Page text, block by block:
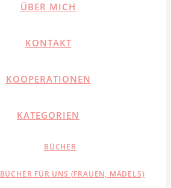
ÜBER MICH
KONTAKT
KOOPERATIONEN
KATEGORIEN
BÜCHER
BÜCHER FÜR UNS (FRAUEN, MÄDELS)